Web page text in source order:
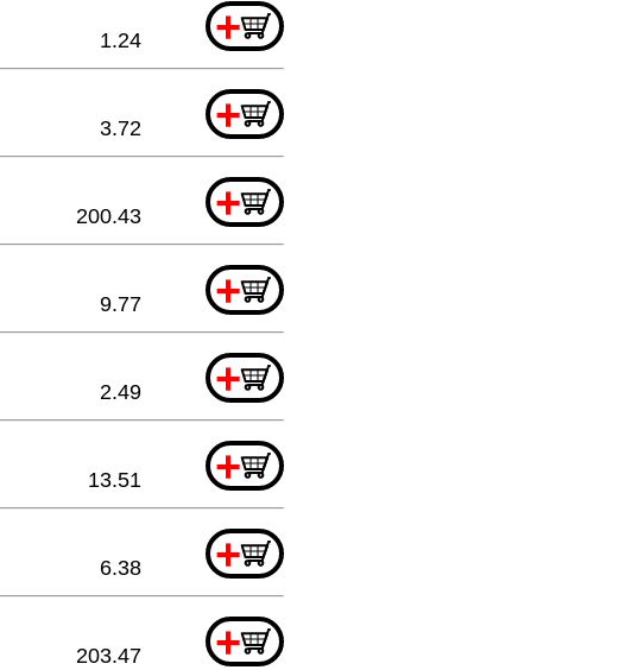
+
1.24
+
3.72
+
200.43
+
9.77
+
2.49
+
13.51
+
6.38
+
203.47